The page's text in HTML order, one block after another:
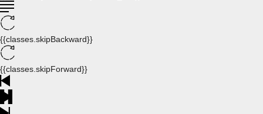
{{classes.skipBackward}}
{{classes.skipForward}}